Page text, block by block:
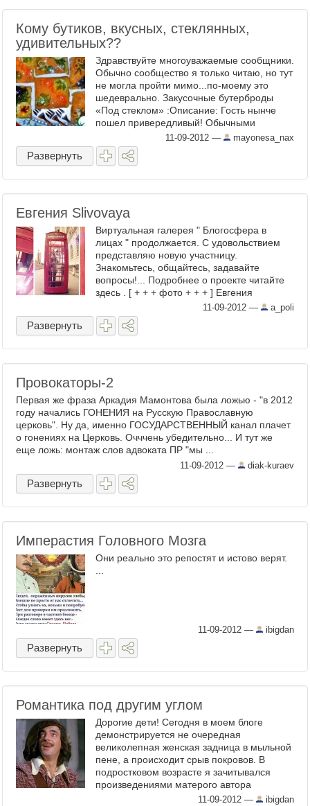
Кому бутиков, вкусных, стеклянных,
удивительных??
Здравствуйте многоуважаемые сообщники.
Обычно сообщество я только читаю, но тут
не могла пройти мимо...по-моему это
шедеврально. Закусочные бутерброды
«Под стеклом» :Описание: Гость нынче
пошeл привередливый! Обычными
бутербродами уже никого ...
11-09-2012 — mayonesa_nax
Развернуть
Евгения Slivovaya
Виртуальная галерея " Блогосфера в
лицах " продолжается. С удовольствием
представляю новую участницу.
Знакомьтесь, общайтесь, задавайте
вопросы!... Подробнее о проекте читайте
здесь . [ + + + фото + + + ] Евгения
11-09-2012 — a_poli
Развернуть
Провокаторы-2
Первая же фраза Аркадия Мамонтова была ложью - "в 2012
году начались ГОНЕНИЯ на Русскую Православную
церковь". Ну да, именно ГОСУДАРСТВЕННЫЙ канал плачет
о гонениях на Церковь. Очччень убедительно... И тут же
еще ложь: монтаж слов адвоката ПР "мы ...
11-09-2012 — diak-kuraev
Развернуть
Имперастия Головного Мозга
Они реально это репостят и истово верят.
11-09-2012 — ibigdan
Развернуть
Романтика под другим углом
Дорогие дети! Сегодня в моем блоге
демонстрируется не очередная
великолепная женская задница в мыльной
пене, а происходит срыв покровов. В
подростковом возрасте я зачитывался
произведениями матерого автора
исторических романов Александра ...
11-09-2012 — ibigdan